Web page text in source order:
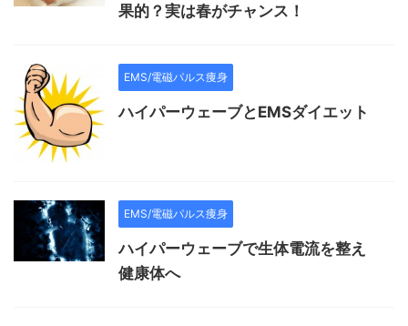
果的？実は春がチャンス！
EMS/電磁パルス痩身
ハイパーウェーブとEMSダイエット
EMS/電磁パルス痩身
ハイパーウェーブで生体電流を整え
健康体へ